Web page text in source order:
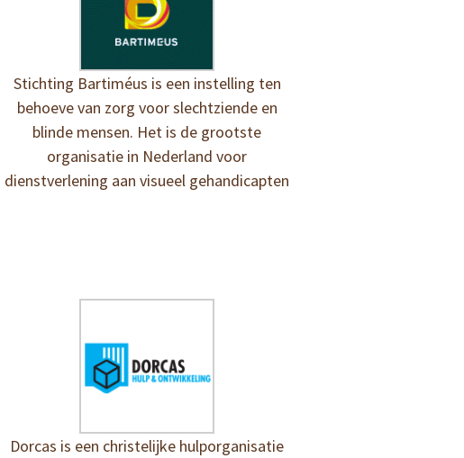
Stichting Bartiméus is een instelling ten
behoeve van zorg voor slechtziende en
blinde mensen. Het is de grootste
organisatie in Nederland voor
dienstverlening aan visueel gehandicapten
Dorcas is een christelijke hulporganisatie